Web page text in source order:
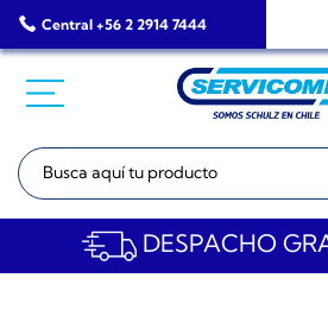
Saltar
al
Central +56 2 2914 7444
Buscar:
DESPACHO